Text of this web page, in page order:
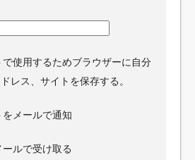
で使用するためブラウザーに自分
レス、サイトを保存する。
メールで通知
ルで受け取る